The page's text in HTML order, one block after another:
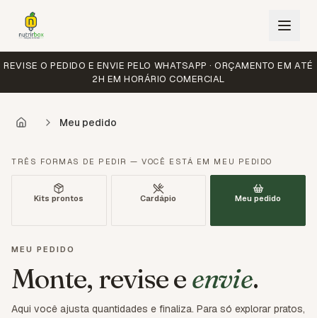
REVISE O PEDIDO E ENVIE PELO WHATSAPP · ORÇAMENTO EM ATÉ
2H EM HORÁRIO COMERCIAL
Meu pedido
TRÊS FORMAS DE PEDIR — VOCÊ ESTÁ EM MEU PEDIDO
Kits prontos Cardápio Meu pedido
MEU PEDIDO
Monte, revise eenvie.
Aqui você ajusta quantidades e finaliza. Para só explorar pratos,